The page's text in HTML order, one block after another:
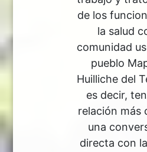
de los
la salud
comunidad
pueblo
Huilliche del
es decir,
relación más
una
directa con